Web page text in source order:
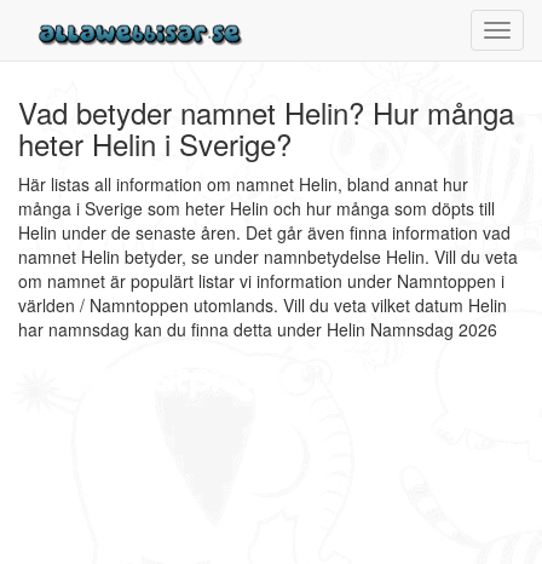
Vad betyder namnet Helin? Hur många
heter Helin i Sverige?
Här listas all information om namnet Helin, bland annat hur
många i Sverige som heter Helin och hur många som döpts till
Helin under de senaste åren. Det går även finna information vad
namnet Helin betyder, se under namnbetydelse Helin. Vill du veta
om namnet är populärt listar vi information under Namntoppen i
världen / Namntoppen utomlands. Vill du veta vilket datum Helin
har namnsdag kan du finna detta under Helin Namnsdag 2026